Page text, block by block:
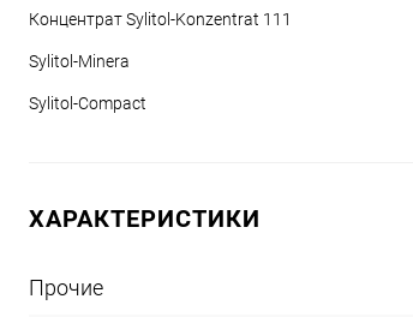
Концентрат Sylitol-Konzentrat 111
Sylitol-Minera
Sylitol-Compact
ХАРАКТЕРИСТИКИ
Прочие